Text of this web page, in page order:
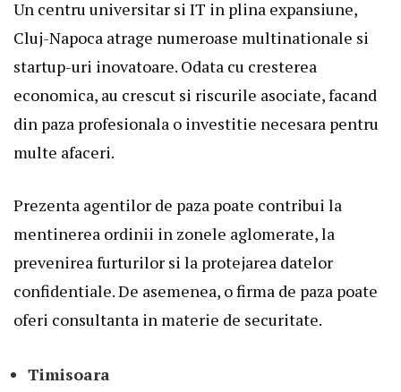
Un centru universitar si IT in plina expansiune,
Cluj-Napoca atrage numeroase multinationale si
startup-uri inovatoare. Odata cu cresterea
economica, au crescut si riscurile asociate, facand
din paza profesionala o investitie necesara pentru
multe afaceri.
Prezenta agentilor de paza poate contribui la
mentinerea ordinii in zonele aglomerate, la
prevenirea furturilor si la protejarea datelor
confidentiale. De asemenea, o firma de paza poate
oferi consultanta in materie de securitate.
Timisoara